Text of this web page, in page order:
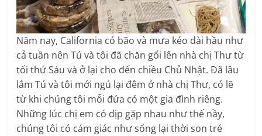
Năm nay, California có bão và mưa kéo dài hầu như
cả tuần nên Tú và tôi đã chăn gối lên nhà chị Thư từ
tối thứ Sáu và ở lại cho đến chiều Chủ Nhật. Đã lâu
lắm Tú và tôi mới ngủ lại đêm ở nhà chị Thư, có lẽ
từ khi chúng tôi mỗi đứa có một gia đình riêng.
Những lúc chị em có dịp gặp nhau như thế nầy,
chúng tôi có cảm giác như sống lại thời son trẻ